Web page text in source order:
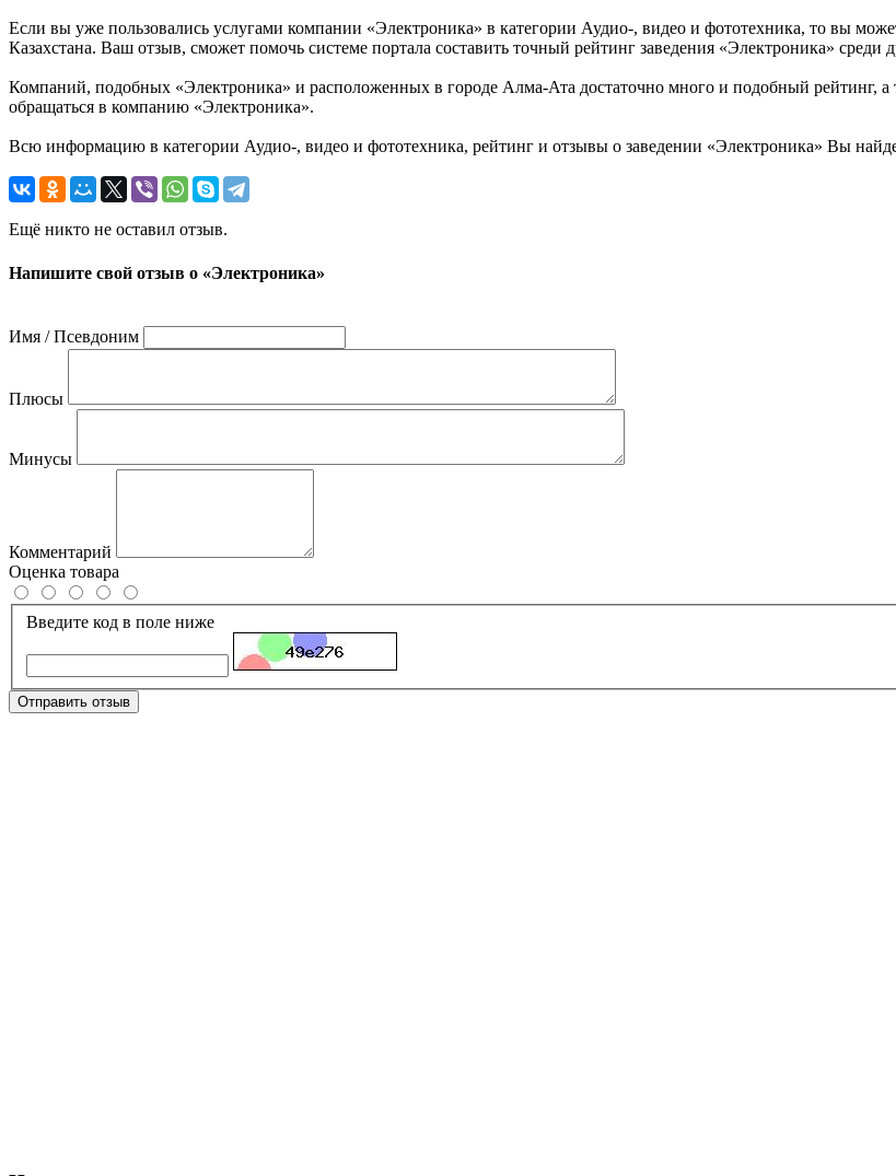
Если вы уже пользовались услугами компании «Электроника» в категории Аудио-, видео и фототехника, то вы
Казахстана. Ваш отзыв, сможет помочь системе портала составить точный рейтинг заведения «Электроника» среди
Компаний, подобных «Электроника» и расположенных в городе Алма-Ата достаточно много и подобный рейтинг, а
обращаться в компанию «Электроника».
Всю информацию в категории Аудио-, видео и фототехника, рейтинг и отзывы о заведении «Электроника» Вы
Ещё никто не оставил отзыв.
Напишите свой отзыв о «Электроника»
Имя / Псевдоним
Плюсы
Минусы
Комментарий
Оценка товара
Введите код в поле ниже
Отправить отзыв